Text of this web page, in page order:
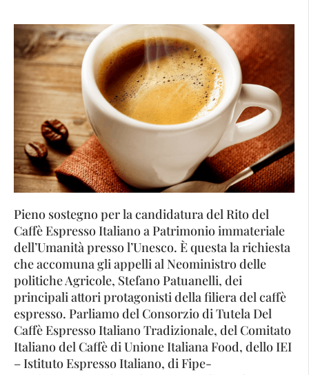
Pieno sostegno per la candidatura del Rito del
Caffè Espresso Italiano a Patrimonio immateriale
dell’Umanità presso l’Unesco. È questa la richiesta
che accomuna gli appelli al Neoministro delle
politiche Agricole, Stefano Patuanelli, dei
principali attori protagonisti della filiera del caffè
espresso. Parliamo del Consorzio di Tutela Del
Caffè Espresso Italiano Tradizionale, del Comitato
Italiano del Caffè di Unione Italiana Food, dello IEI
– Istituto Espresso Italiano, di Fipe-